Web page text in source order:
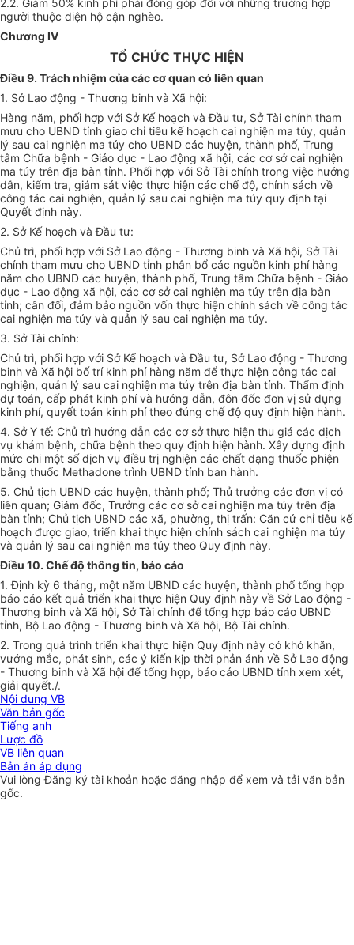
2.2. Giảm 50% kinh phí phải đóng góp đối với những trường hợp
người thuộc diện hộ cận nghèo.
Chương IV
TỔ CHỨC THỰC HIỆN
Điều 9. Trách nhiệm của các cơ quan có liên quan
1. Sở Lao động - Thương binh và Xã hội:
Hàng năm, phối hợp với Sở Kế hoạch và Đầu tư, Sở Tài chính tham
mưu cho UBND tỉnh giao chỉ tiêu kế hoạch cai nghiện ma túy, quản
lý sau cai nghiện ma túy cho UBND các huyện, thành phố, Trung
tâm Chữa bệnh - Giáo dục - Lao động xã hội, các cơ sở cai nghiện
ma túy trên địa bàn tỉnh. Phối hợp với Sở Tài chính trong việc hướng
dẫn, kiểm tra, giám sát việc thực hiện các chế độ, chính sách về
công tác cai nghiện, quản lý sau cai nghiện ma túy quy định tại
Quyết định này.
2. Sở Kế hoạch và Đầu tư:
Chủ trì, phối hợp với Sở Lao động - Thương binh và Xã hội, Sở Tài
chính tham mưu cho UBND tỉnh phân bổ các nguồn kinh phí hàng
năm cho UBND các huyện, thành phố, Trung tâm Chữa bệnh - Giáo
dục - Lao động xã hội, các cơ sở cai nghiện ma túy trên địa bàn
tỉnh; cân đối, đảm bảo nguồn vốn thực hiện chính sách về công tác
cai nghiện ma túy và quản lý sau cai nghiện ma túy.
3. Sở Tài chính:
Chủ trì, phối hợp với Sở Kế hoạch và Đầu tư, Sở Lao động - Thương
binh và Xã hội bố trí kinh phí hàng năm để thực hiện công tác cai
nghiện, quản lý sau cai nghiện ma túy trên địa bàn tỉnh. Thẩm định
dự toán, cấp phát kinh phí và hướng dẫn, đôn đốc đơn vị sử dụng
kinh phí, quyết toán kinh phí theo đúng chế độ quy định hiện hành.
4. Sở Y tế: Chủ trì hướng dẫn các cơ sở thực hiện thu giá các dịch
vụ khám bệnh, chữa bệnh theo quy định hiện hành. Xây dựng định
mức chi một số dịch vụ điều trị nghiện các chất dạng thuốc phiện
bằng thuốc Methadone trình UBND tỉnh ban hành.
5. Chủ tịch UBND các huyện, thành phố; Thủ trưởng các đơn vị có
liên quan; Giám đốc, Trưởng các cơ sở cai nghiện ma túy trên địa
bàn tỉnh; Chủ tịch UBND các xã, phường, thị trấn: Căn cứ chỉ tiêu kế
hoạch được giao, triển khai thực hiện chính sách cai nghiện ma túy
và quản lý sau cai nghiện ma túy theo Quy định này.
Điều 10. Chế độ thông tin, báo cáo
1. Định kỳ 6 tháng, một năm UBND các huyện, thành phố tổng hợp
báo cáo kết quả triển khai thực hiện Quy định này về Sở Lao động -
Thương binh và Xã hội, Sở Tài chính để tổng hợp báo cáo UBND
tỉnh, Bộ Lao động - Thương binh và Xã hội, Bộ Tài chính.
2. Trong quá trình triển khai thực hiện Quy định này có khó khăn,
vướng mắc, phát sinh, các ý kiến kịp thời phản ánh về Sở Lao động
- Thương binh và Xã hội để tổng hợp, báo cáo UBND tỉnh xem xét,
giải quyết./.
Nội dung VB
Văn bản gốc
Tiếng anh
Lược đồ
VB liên quan
Bản án áp dụng
Vui lòngĐăng ký tài khoản hoặc đăng nhập để xem và tải văn bản
gốc.